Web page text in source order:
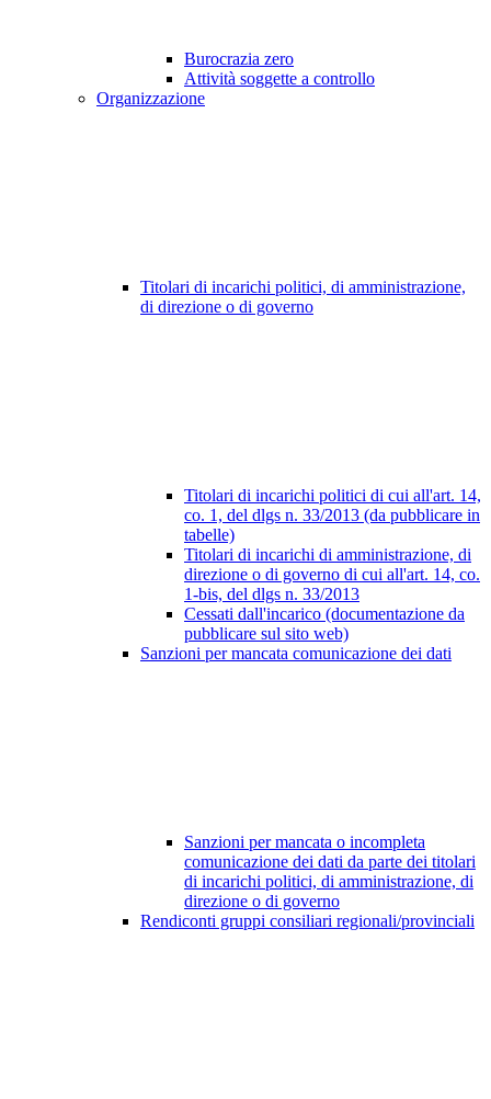
Burocrazia zero
Attività soggette a controllo
Organizzazione
Titolari di incarichi politici, di amministrazione,
di direzione o di governo
Titolari di incarichi politici di cui all'art. 14,
co. 1, del dlgs n. 33/2013 (da pubblicare in
tabelle)
Titolari di incarichi di amministrazione, di
direzione o di governo di cui all'art. 14, co.
1-bis, del dlgs n. 33/2013
Cessati dall'incarico (documentazione da
pubblicare sul sito web)
Sanzioni per mancata comunicazione dei dati
Sanzioni per mancata o incompleta
comunicazione dei dati da parte dei titolari
di incarichi politici, di amministrazione, di
direzione o di governo
Rendiconti gruppi consiliari regionali/provinciali